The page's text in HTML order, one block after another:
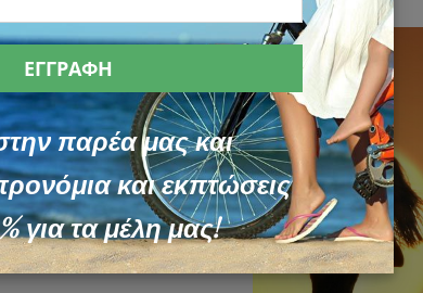
παρέα μας και
και εκπτώσεις
για τα μέλη μας!